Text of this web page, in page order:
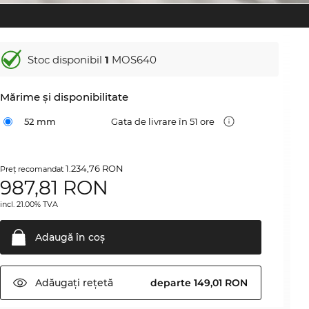
Stoc disponibil1 MOS640
Mărime şi disponibilitate
52 mm Gata de livrare în 51 ore
Preţ recomandat1.234,76 RON
987,81 RON
incl. 21.00% TVA
Adaugă în coş
Adăugați rețetă departe 149,01 RON